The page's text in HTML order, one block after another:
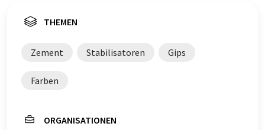
THEMEN
Zement Stabilisatoren Gips
Farben
ORGANISATIONEN